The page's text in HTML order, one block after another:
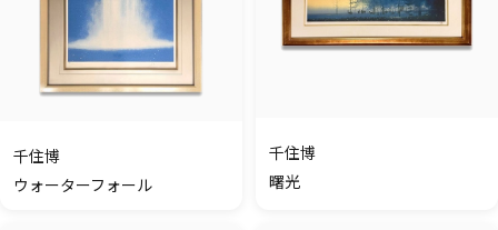
千住博
ウォーターフォール
千住博
曙光